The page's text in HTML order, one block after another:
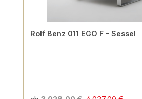
Rolf Benz 011 EGO F - Sessel